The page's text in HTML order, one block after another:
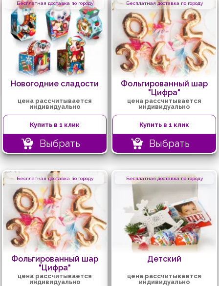
Бесплатная доставка по городу
Новогодние сладости
цена рассчитывается
индивидуально
Купить в 1 клик
Выбрать
Бесплатная доставка по городу
Фольгированный шар
"Цифра"
цена рассчитывается
индивидуально
Купить в 1 клик
Выбрать
Бесплатная доставка по городу
Фольгированный шар
"Цифра"
цена рассчитывается
индивидуально
Бесплатная доставка по городу
Детский
цена рассчитывается
индивидуально